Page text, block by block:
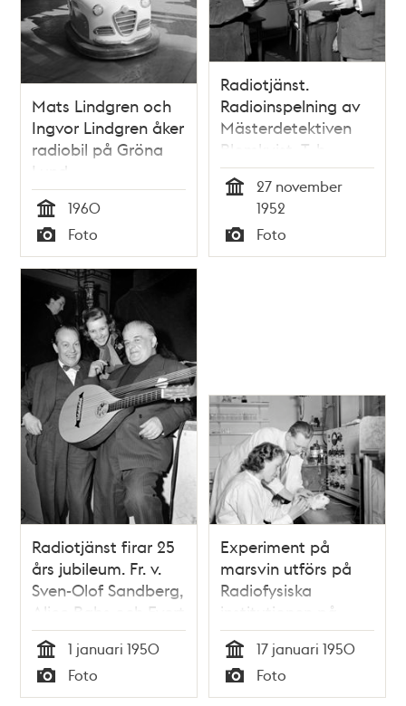
Mats Lindgren och
Ingvor Lindgren åker
radiobil på Gröna
Lund
Tid
1960
Typ
Foto
Radiotjänst.
Radioinspelning av
Mästerdetektiven
Blomkvist. T. h.
Skådespelaren Olof
Thunberg27 november
1952
Typ
Foto
Radiotjänst firar 25
års jubileum. Fr. v.
Sven-Olof Sandberg,
Alice Babs och Evert
Taube
Tid
1 januari 1950
Typ
Foto
Experiment på
marsvin utförs på
Radiofysiska
institutionen på
Karolinska sjukhuset.
Laborator Arne
Forsberg
Tid
17 januari 1950
Typ
Foto